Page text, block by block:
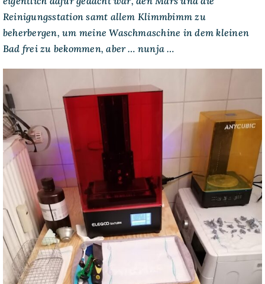
Reinigungsstation samt allem Klimmbimm zu
beherbergen, um meine Waschmaschine in dem kleinen
Bad frei zu bekommen, aber … nunja …